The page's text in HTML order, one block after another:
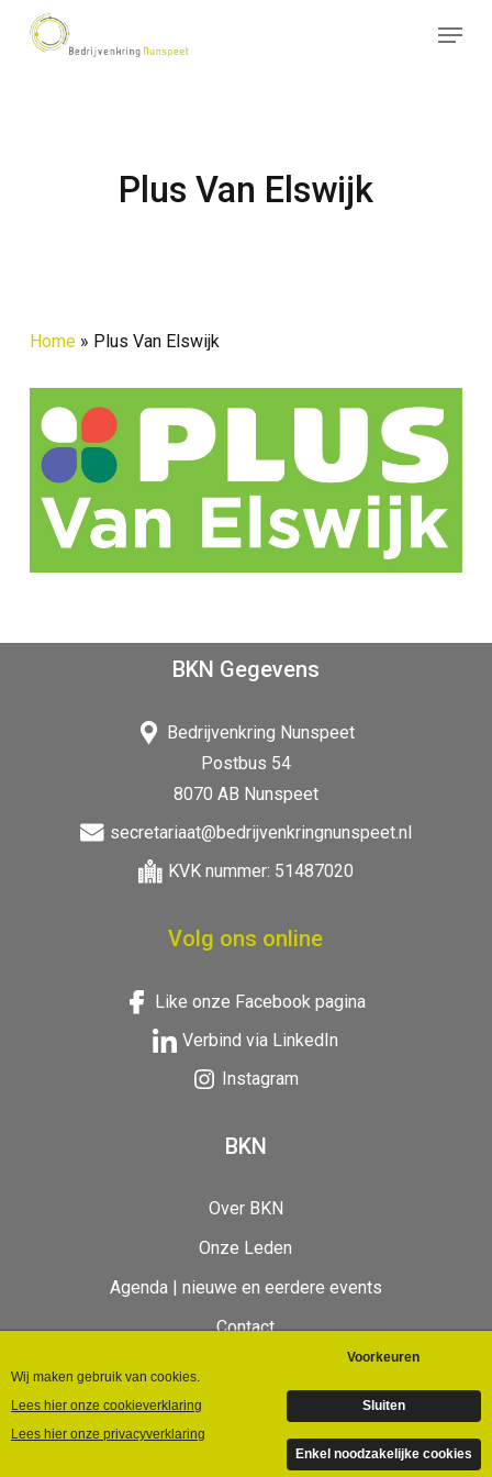
Menu
Plus Van Elswijk
Home» Plus Van Elswijk
BKN Gegevens
Bedrijvenkring Nunspeet
Postbus 54
8070 AB Nunspeet
secretariaat@bedrijvenkringnunspeet.nl
KVK nummer: 51487020
Volg ons online
Like onze Facebook pagina
Verbind via LinkedIn
Instagram
BKN
Over BKN
Onze Leden
Agenda | nieuwe en eerdere events
Contact
©Bedrijvenkring Nunspeet | 2024 | Designed by
Giraffes4Zebras